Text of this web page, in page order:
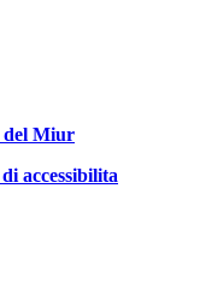
del Miur
accessibilita